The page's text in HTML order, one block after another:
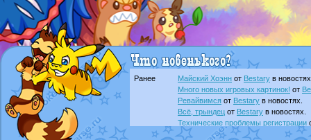
Ранее Майский Хоэнн от Bestary в
Много новых игровых картинок! от
Ревайвимся от Bestary в новостях.
Всё, трындец от Bestary в новостях.
Технические проблемы регистрации
доброе утро славянеот Dakkuв